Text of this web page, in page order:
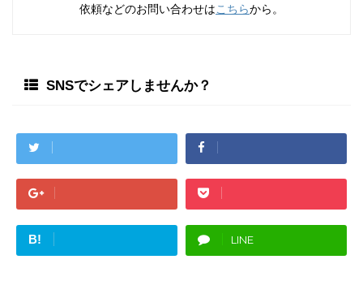
依頼などのお問い合わせはこちらから。
SNSでシェアしませんか？
B! LINE